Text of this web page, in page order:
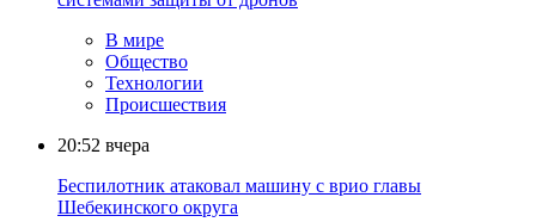
В мире
Общество
Технологии
Происшествия
20:52 вчера
Беспилотник атаковал машину с врио главы
Шебекинского округа